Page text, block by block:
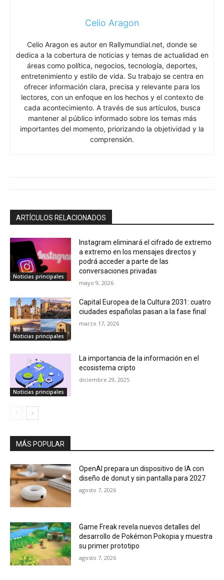
Celio Aragon
Celio Aragon es autor en Rallymundial.net, donde se
dedica a la cobertura de noticias y temas de actualidad en
áreas como política, negocios, tecnología, deportes,
entretenimiento y estilo de vida. Su trabajo se centra en
ofrecer información clara, precisa y relevante para los
lectores, con un enfoque en los hechos y el contexto de
cada acontecimiento. A través de sus artículos, busca
mantener al público informado sobre los temas más
importantes del momento, priorizando la objetividad y la
comprensión.
ARTÍCULOS RELACIONADOS
Noticias principales
Instagram eliminará el cifrado de extremo
a extremo en los mensajes directos y
podrá acceder a parte de las
conversaciones privadas
mayo 9, 2026
Noticias principales
Capital Europea de la Cultura 2031: cuatro
ciudades españolas pasan a la fase final
marzo 17, 2026
Noticias principales
La importancia de la información en el
ecosistema cripto
diciembre 29, 2025
MÁS POPULAR
OpenAI prepara un dispositivo de IA con
diseño de donut y sin pantalla para 2027
agosto 7, 2026
Game Freak revela nuevos detalles del
desarrollo de Pokémon Pokopia y muestra
su primer prototipo
agosto 7, 2026